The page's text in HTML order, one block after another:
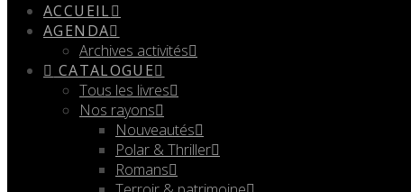
ACCUEIL
AGENDA
Archives activités
CATALOGUE
Tous les livres
Nos rayons
Nouveautés
Polar & Thriller
Romans